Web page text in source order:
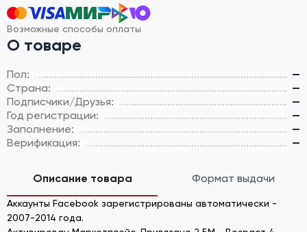
Возможные способы оплаты
О товаре
Пол:
—
Страна:
—
Подписчики/Друзья:
—
Год регистрации:
—
Заполнение:
—
Верификация:
—
Описание товара Формат выдачи
Аккаунты Facebook зарегистрированы автоматически -
2007-2014 года.